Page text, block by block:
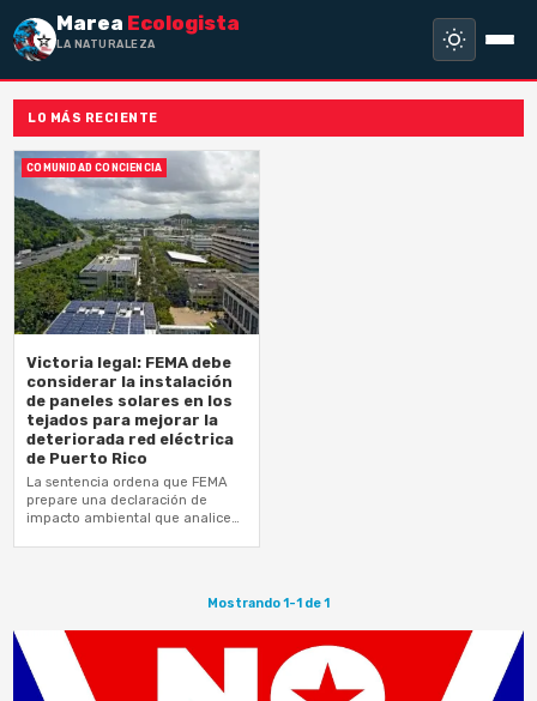
Marea Ecologista
LA NATURALEZA NO
LO MÁS RECIENTE
COMUNIDAD CONCIENCIA
Victoria legal: FEMA debe
considerar la instalación
de paneles solares en los
tejados para mejorar la
deteriorada red eléctrica
de Puerto Rico
La sentencia ordena que FEMA
prepare una declaración de
impacto ambiental que analice
Mostrando 1-1 de 1